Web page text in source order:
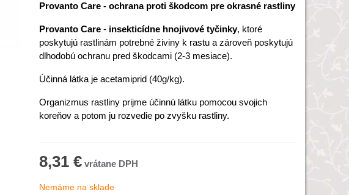
Provanto Care - ochrana proti škodcom pre okrasné rastliny
Provanto Care - insekticídne hnojivové tyčinky, ktoré
poskytujú rastlinám potrebné živiny k rastu a zároveň poskytujú
dlhodobú ochranu pred škodcami (2-3 mesiace).
Účinná látka je acetamiprid (40g/kg).
Organizmus rastliny prijme účinnú látku pomocou svojich
koreňov a potom ju rozvedie po zvyšku rastliny.
8,31 €
Nemáme na sklade